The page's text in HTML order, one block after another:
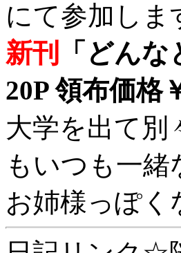
にて参加しま
新刊
「どん
20P 領布価格
大学を出て別
もいつも一
お姉様っぽく